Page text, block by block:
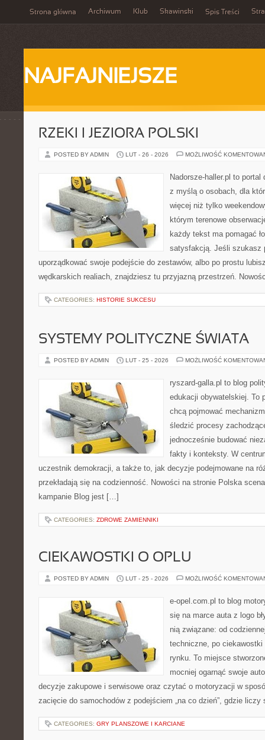
Strona główna Archiwum Klub Skawinski Spis Treści
NAJFAJNIEJSZE
RZEKI I JEZIORA POLSKI
POSTED BY ADMIN LUT - 26 - 2026 MOŻLIWOŚĆ
Nadorsze-haller.pl to portal
z myślą o osobach, dla
więcej niż tylko
którym terenowe
każdy tekst ma pomagać
satysfakcją. Jeśli szukasz
uporządkować swoje podejście do zestawów, albo po prostu
wędkarskich realiach, znajdziesz tu przyjazną przestrzeń.
CATEGORIES: HISTORIE SUKCESU
SYSTEMY POLITYCZNE ŚWIATA
POSTED BY ADMIN LUT - 25 - 2026 MOŻLIWOŚĆ
ryszard-galla.pl to blog
edukacji obywatelskiej. To
chcą pojmować
śledzić procesy
jednocześnie budować
fakty i konteksty. W
uczestnik demokracji, a także to, jak decyzje podejmowane na
przekładają się na codzienność. Nowości na stronie Polska
kampanie Blog jest […]
CATEGORIES: ZDROWE ZAMIENNIKI
CIEKAWOSTKI O OPLU
POSTED BY ADMIN LUT - 25 - 2026 MOŻLIWOŚĆ
e-opel.com.pl to blog
się na marce auta z logo
nią związane: od
techniczne, po
rynku. To miejsce
mocniej ogarnąć swoje
decyzje zakupowe i serwisowe oraz czytać o motoryzacji w
zacięcie do samochodów z podejściem „na co dzień”, gdzie
CATEGORIES: GRY PLANSZOWE I KARCIANE